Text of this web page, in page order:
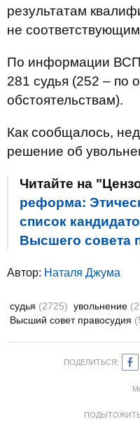
результатам
не
По информации
281 судья (252 – по
обстоятельствам).
Как сообщалось,
решение об
Читайте на
реформа:
список
Высшего совета
Автор: Наталя Джума
судья (2725) увольнение
Высший совет правосудия
ПОДЕЛИТЬСЯ: